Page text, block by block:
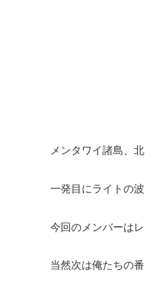
メンタワイ諸島、
一発目にライトの
今回のメンバーは
当然次は俺たちの番